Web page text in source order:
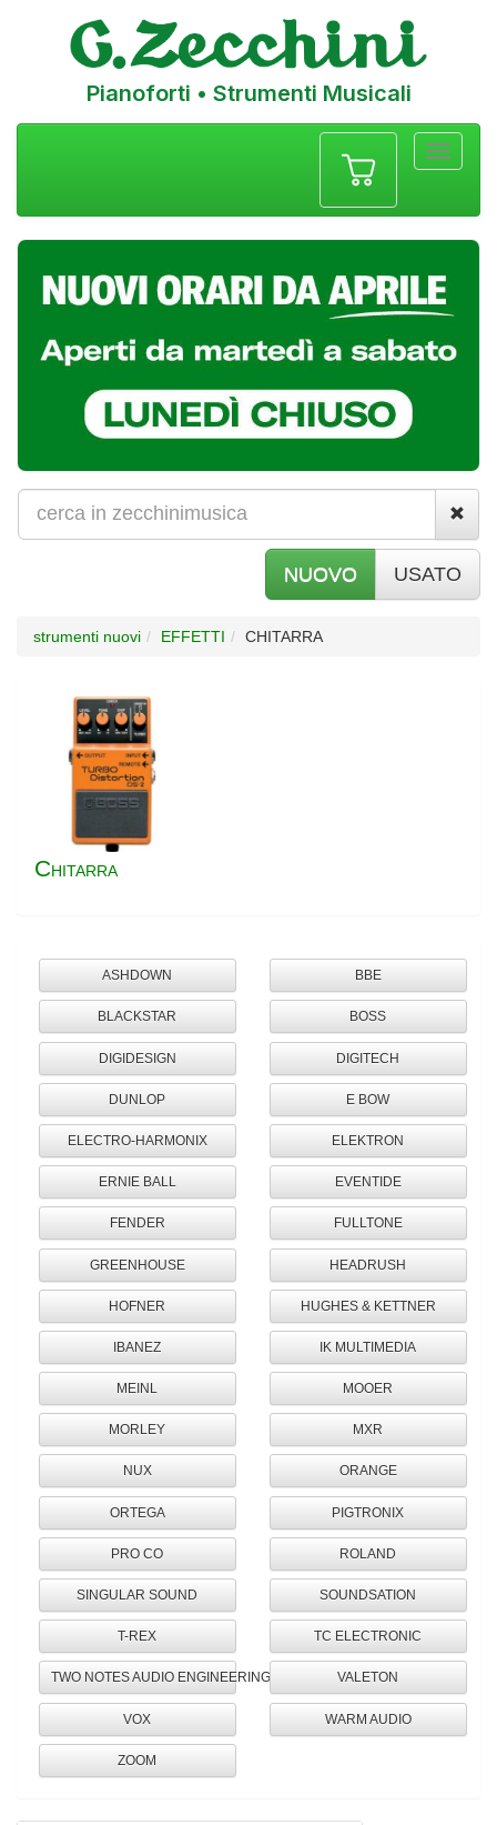
Pianoforti • Strumenti Musicali
NUOVO USATO
strumenti nuovi EFFETTI CHITARRA
CHITARRA
ASHDOWN BBE
BLACKSTAR BOSS
DIGIDESIGN DIGITECH
DUNLOP E BOW
ELECTRO-HARMONIX ELEKTRON
ERNIE BALL EVENTIDE
FENDER FULLTONE
GREENHOUSE HEADRUSH
HOFNER HUGHES & KETTNER
IBANEZ IK MULTIMEDIA
MEINL MOOER
MORLEY MXR
NUX ORANGE
ORTEGA PIGTRONIX
PRO CO ROLAND
SINGULAR SOUND SOUNDSATION
T-REX TC ELECTRONIC
TWO NOTES AUDIO ENGINEERING VALETON
VOX WARM AUDIO
ZOOM